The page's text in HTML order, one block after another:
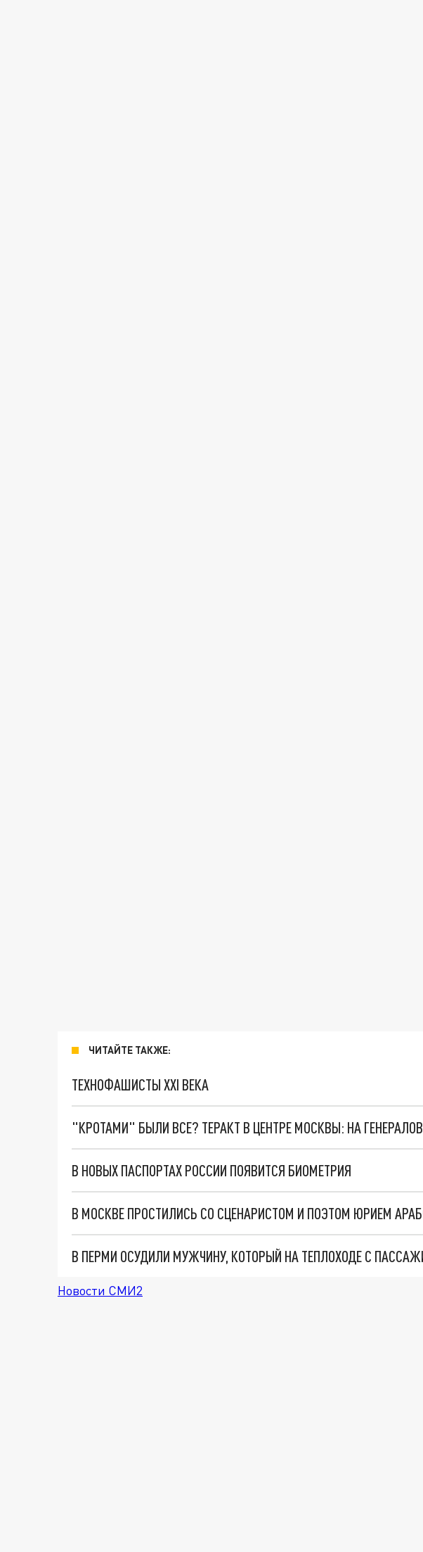
ЧИТАЙТЕ ТАКЖЕ:
ТЕХНОФАШИСТЫ XXI ВЕКА
"КРОТАМИ" БЫЛИ ВСЕ? ТЕРАКТ В ЦЕНТРЕ МОСКВЫ: НА
В НОВЫХ ПАСПОРТАХ РОССИИ ПОЯВИТСЯ БИОМЕТРИЯ
В МОСКВЕ ПРОСТИЛИСЬ СО СЦЕНАРИСТОМ И ПОЭТОМ ЮРИЕМ
Новости СМИ2